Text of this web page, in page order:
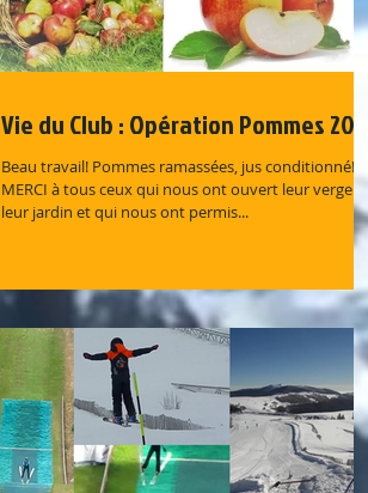
Vie du Club : Opération Pommes
Beau travail! Pommes ramassées, jus conditionné!
MERCI à tous ceux qui nous ont ouvert leur verger
leur jardin et qui nous ont permis...